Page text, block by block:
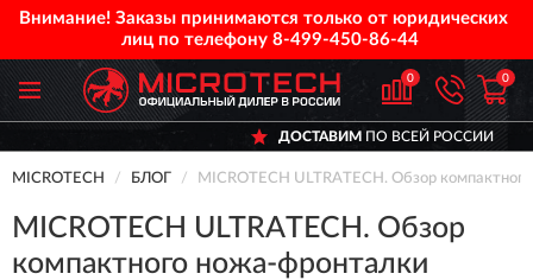
Внимание! Заказы принимаются только от юридических
лиц по телефону 8-499-450-86-44
0 0
ДОСТАВИМПО ВСЕЙ РОССИИ
MICROTECH БЛОГ MICROTECH ULTRATECH. Обзор
MICROTECH ULTRATECH. Обзор
компактного ножа-фронталки